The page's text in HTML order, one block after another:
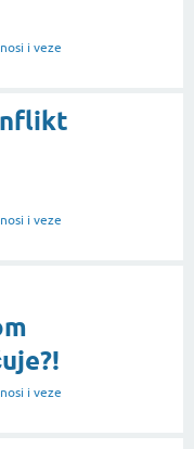
i veze
i veze
i veze